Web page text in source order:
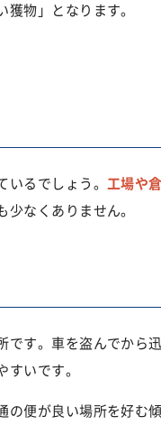
物」となります。
るでしょう。 工場や
なくありません。
す。車を盗んでから
いです。
の便が良い場所を好む